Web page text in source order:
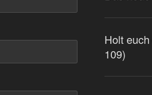
Holt
109)